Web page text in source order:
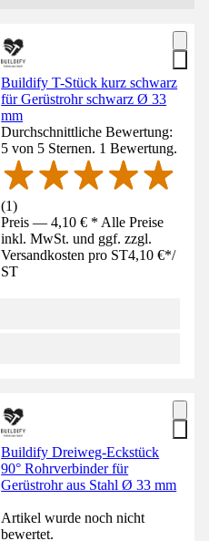
Buildify T-Stück kurz schwarz
für Gerüstrohr schwarz Ø 33
mm
Durchschnittliche Bewertung:
5 von 5 Sternen. 1 Bewertung.
(1)
Preis — 4,10 € * Alle Preise
inkl. MwSt. und ggf. zzgl.
Versandkosten pro ST4,10 €*/
ST
Buildify Dreiweg-Eckstück
90° Rohrverbinder für
Gerüstrohr aus Stahl Ø 33 mm
Artikel wurde noch nicht
bewertet.